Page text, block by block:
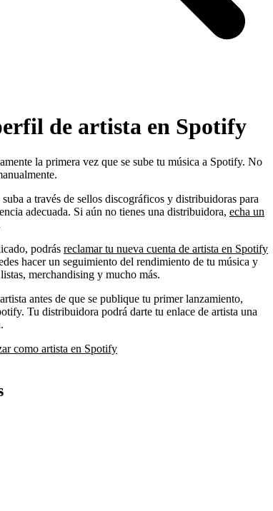
de artista en Spotify
la primera vez que se sube tu música a Spotify. No
a través de sellos discográficos y distribuidoras para
adecuada. Si aún no tienes una distribuidora, echa un
podrás reclamar tu nueva cuenta de artista en Spotify
hacer un seguimiento del rendimiento de tu música y
merchandising y mucho más.
antes de que se publique tu primer lanzamiento,
Tu distribuidora podrá darte tu enlace de artista una
como artista en Spotify